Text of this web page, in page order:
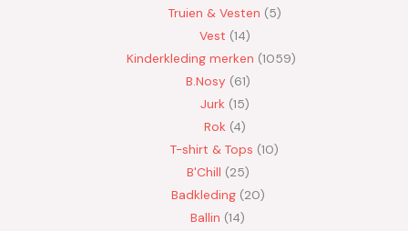
Truien & Vesten 5
Vest 14
Kinderkleding merken 1059
B.Nosy 61
Jurk 15
Rok 4
T-shirt & Tops 10
B'Chill 25
Badkleding 20
Ballin 14